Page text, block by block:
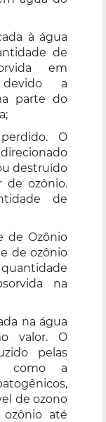
à água
de
em
devido a
parte do
O
destruído
de ozônio.
de
de Ozônio
de ozônio
quantidade
na
na água
valor. O
pelas
como a
de ozono
ozônio até